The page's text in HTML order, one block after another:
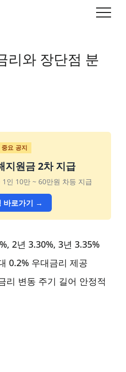
리와 장단점 분
중요 공지
지원금 2차 지급
1인 10만 ~ 60만원 차등 지급
바로가기 →
2년 3.30%, 3년 3.35%
0.2% 우대금리 제공
리 변동 주기 길어 안정적